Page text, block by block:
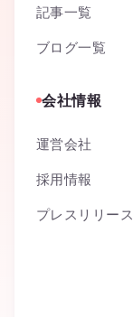
記事一覧
ブログ一覧
会社情報
運営会社
採用情報
プレスリリース